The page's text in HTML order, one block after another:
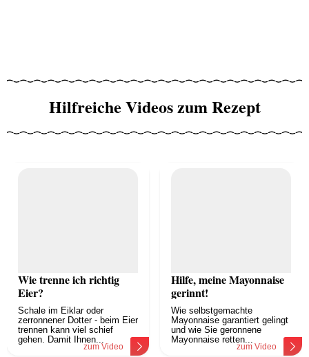
Hilfreiche Videos zum Rezept
Wie trenne ich richtig
Eier?
Schale im Eiklar oder
zerronnener Dotter - beim Eier
trennen kann viel schief
gehen. Damit Ihnen...
zum Video
Hilfe, meine Mayonnaise
gerinnt!
Wie selbstgemachte
Mayonnaise garantiert gelingt
und wie Sie geronnene
Mayonnaise retten...
zum Video